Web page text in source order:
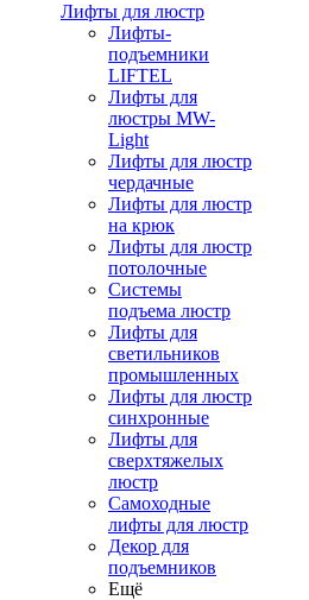
Лифты для люстр
Лифты-
подъемники
LIFTEL
Лифты для
люстры MW-
Light
Лифты для люстр
чердачные
Лифты для люстр
на крюк
Лифты для люстр
потолочные
Системы
подъема люстр
Лифты для
светильников
промышленных
Лифты для люстр
синхронные
Лифты для
сверхтяжелых
люстр
Самоходные
лифты для люстр
Декор для
подъемников
Ещё